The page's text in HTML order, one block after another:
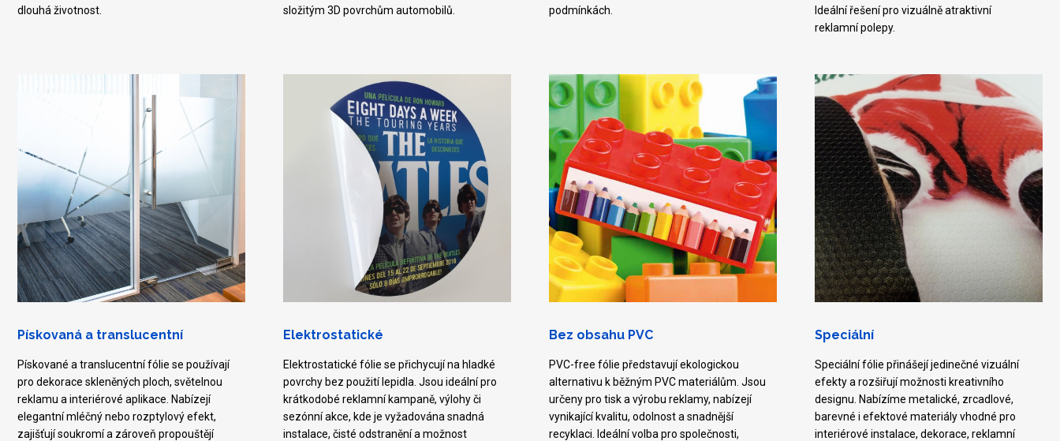
dlouhá životnost.
složitým 3D povrchům automobilů.
podmínkách.
Ideální řešení pro vizuálně atraktivní
reklamní polepy.
Pískovaná a translucentní
Pískované a translucentní fólie se používají
pro dekorace skleněných ploch, světelnou
reklamu a interiérové aplikace. Nabízejí
elegantní mléčný nebo rozptylový efekt,
zajišťují soukromí a zároveň propouštějí
Elektrostatické
Elektrostatické fólie se přichycují na hladké
povrchy bez použití lepidla. Jsou ideální pro
krátkodobé reklamní kampaně, výlohy či
sezónní akce, kde je vyžadována snadná
instalace, čisté odstranění a možnost
Bez obsahu PVC
PVC-free fólie představují ekologickou
alternativu k běžným PVC materiálům. Jsou
určeny pro tisk a výrobu reklamy, nabízejí
vynikající kvalitu, odolnost a snadnější
recyklaci. Ideální volba pro společnosti,
Speciální
Speciální fólie přinášejí jedinečné vizuální
efekty a rozšiřují možnosti kreativního
designu. Nabízíme metalické, zrcadlové,
barevné i efektové materiály vhodné pro
interiérové instalace, dekorace, reklamní